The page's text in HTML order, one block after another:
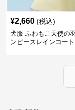
¥2,660 (税込)
犬服 ふわもこ天使の
ンピースレインコート